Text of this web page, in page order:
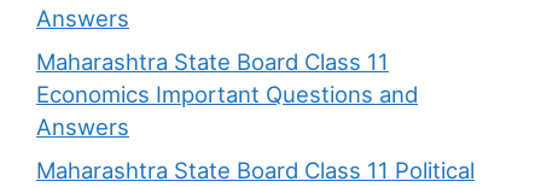
Answers
Maharashtra State Board Class 11
Economics Important Questions and
Answers
Maharashtra State Board Class 11 Political